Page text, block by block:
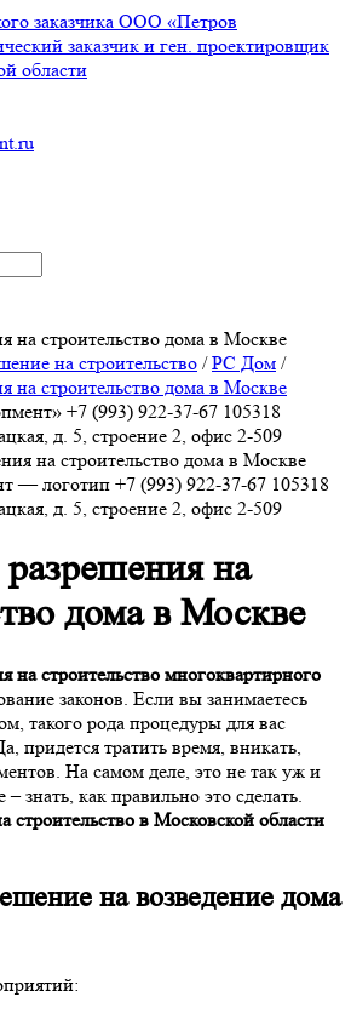
ООО «Петров
заказчик и ген. проектировщик
области
на строительство дома в Москве
на строительство /РС Дом /
на строительство дома в Москве
+7 (993) 922-37-67 105318
д. 5, строение 2, офис 2-509
+7 (993) 922-37-67 105318
д. 5, строение 2, офис 2-509
на
дома в Москве
на строительство многоквартирного
законов. Если вы занимаетесь
такого рода процедуры для вас
придется тратить время, вникать,
На самом деле, это не так уж и
знать, как правильно это сделать.
строительство в Московской области
на возведение дома